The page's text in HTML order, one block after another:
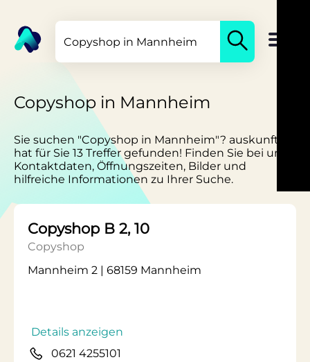
Copyshop in Mannheim
Sie suchen "Copyshop in Mannheim"? auskunft.de
hat für Sie 13 Treffer gefunden! Finden Sie bei uns
Kontaktdaten, Öffnungszeiten, Bilder und
hilfreiche Informationen zu Ihrer Suche.
Copyshop B 2, 10
Copyshop
Mannheim 2 | 68159 Mannheim
Details anzeigen
0621 4255101